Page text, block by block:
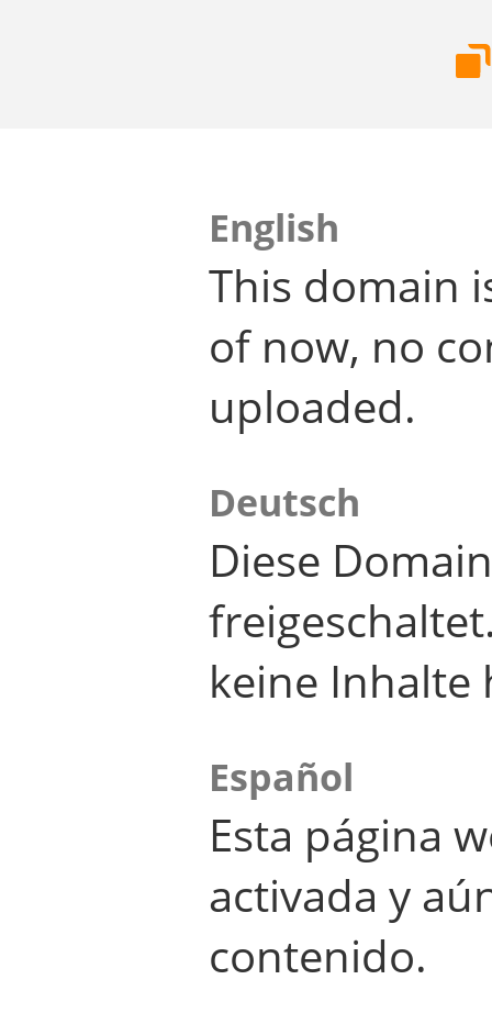
English
This domain
of now, no
uploaded.
Deutsch
Diese
keine Inhalte
Español
Esta página
activada y
contenido.